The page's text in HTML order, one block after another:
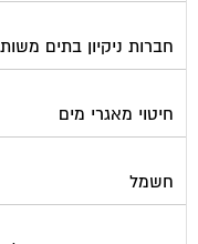
מכולות אוטומטיות
מנעולן
מעליות